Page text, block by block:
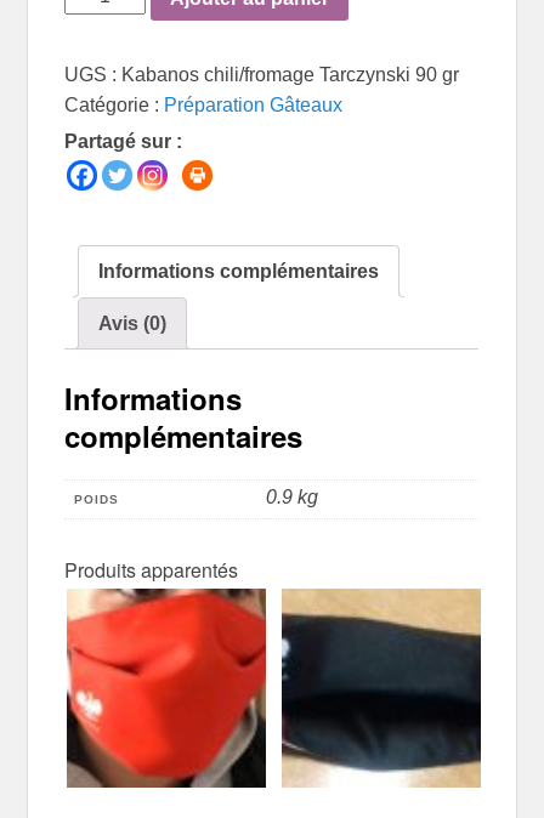
de
chili/fromage
Tarczynski
90
gr
UGS : Kabanos chili/fromage Tarczynski 90 gr
Catégorie : Préparation Gâteaux
Partagé sur :
Informations complémentaires
Avis (0)
Informations
complémentaires
POIDS 0.9 kg
Produits apparentés